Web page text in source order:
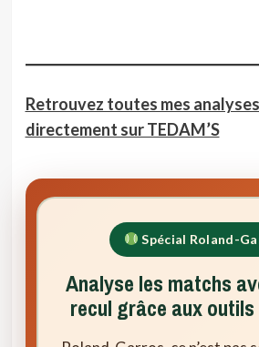
Retrouvez toutes mes
directement sur TEDAM’S
Spécial Roland-
Analyse les matchs
recul grâce aux outils